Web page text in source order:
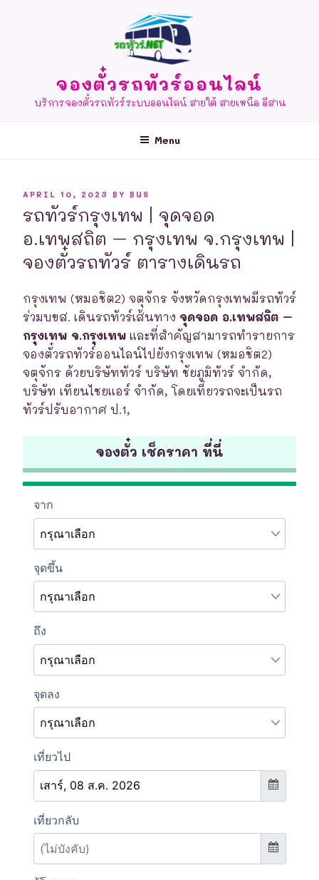
จองตั๋วรถทัวร์ออนไลน์
บริการจองตั๋วรถทัวร์ระบบออนไลน์ สายใต้ สายเหนือ อีสาน
Menu
POSTED
APRIL 10, 2023 BY BUS
รถทัวร์กรุงเทพ | จุดจอด
อ.เทพสถิต – กรุงเทพ จ.กรุงเทพ |
จองตั๋วรถทัวร์ ตารางเดินรถ
กรุงเทพ (หมอชิต2) จตุจักร จังหวัดกรุงเทพมีรถทัวร์
ร่วมบขส. เดินรถทัวร์เส้นทาง จุดจอด อ.เทพสถิต –
กรุงเทพ จ.กรุงเทพ และที่สำคัญสามารถทำรายการ
จองตั๋วรถทัวร์ออนไลน์ไปยังกรุงเทพ (หมอชิต2)
จตุจักร ด้วยบริษัททัวร์ บริษัท ชัยภูมิทัวร์ จำกัด,
บริษัท เทียนไชยแอร์ จำกัด, โดยเที่ยวรถจะเป็นรถ
ทัวร์ปรับอากาศ ป.1,
จองตั๋ว เช็คราคา ที่นี่